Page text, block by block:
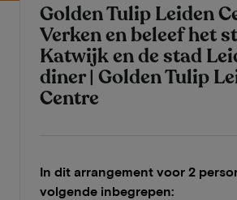
Golden Tulip Leiden
Verken en beleef het
Katwijk en de stad
diner | Golden Tulip
Centre
In dit arrangement voor 2
volgende inbegrepen: